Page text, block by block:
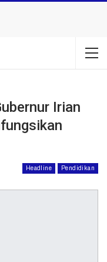
Irian
Headline Pendidikan